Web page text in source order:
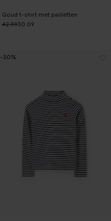
Goud t-shirt met pailletten
42.9930.09
-30%